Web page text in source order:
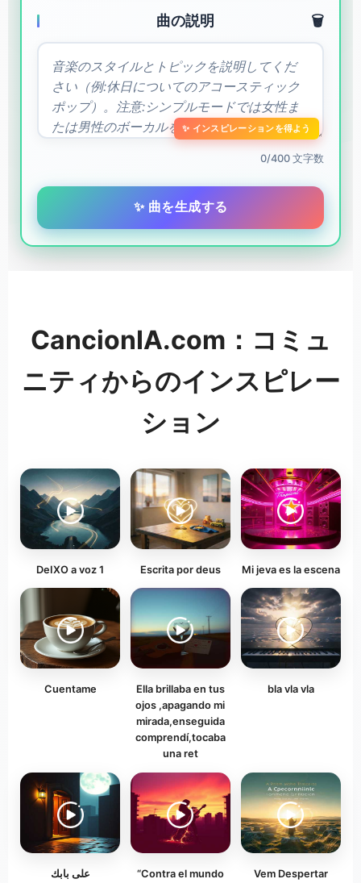
曲の説明 🗑️
✨ インスピレーションを得よう
0/400 文字数
✨ 曲を生成する
CancionIA.com：コミュ
ニティからのインスピレー
ション
DeIXO a voz 1 Escrita por deus Mi jeva es la escena
Cuentame
Ella brillaba en tus
ojos ,apagando mi
mirada,enseguida
comprendí,tocaba
una ret
bla vla vla
على بابك
“Contra el mundo
Vem Despertar